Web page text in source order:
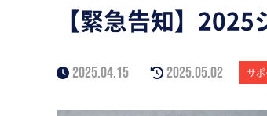
【緊急告知】
2025.04.15 2025.05.02 サ